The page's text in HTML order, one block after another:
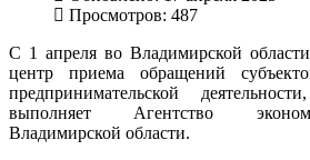
Просмотров: 487
С 1 апреля во Владимирской
центр приема обращений
предпринимательской
выполняет Агентство
Владимирской области.